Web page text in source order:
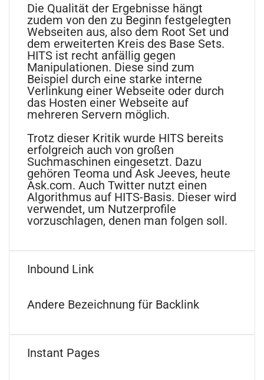
Die Qualität der Ergebnisse hängt
zudem von den zu Beginn festgelegten
Webseiten aus, also dem Root Set und
dem erweiterten Kreis des Base Sets.
HITS ist recht anfällig gegen
Manipulationen. Diese sind zum
Beispiel durch eine starke interne
Verlinkung einer Webseite oder durch
das Hosten einer Webseite auf
mehreren Servern möglich.
Trotz dieser Kritik wurde HITS bereits
erfolgreich auch von großen
Suchmaschinen eingesetzt. Dazu
gehören Teoma und Ask Jeeves, heute
Ask.com. Auch Twitter nutzt einen
Algorithmus auf HITS-Basis. Dieser wird
verwendet, um Nutzerprofile
vorzuschlagen, denen man folgen soll.
Inbound Link
Andere Bezeichnung für Backlink
Instant Pages